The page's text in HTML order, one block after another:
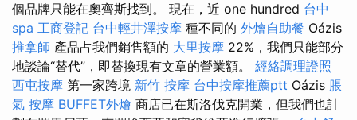
個品牌只能在奧齊斯找到。 現在，近 one hundred 台中
spa 工商登記 台中輕井澤按摩 種不同的 外燴自助餐 Oázis
推拿師 產品占我們銷售額的 大里按摩 22%，我們只能部分
地談論“替代”，即替換現有文章的營業額。 經絡調理證照
西屯按摩 第一家跨境 新竹 按摩 台中按摩推薦ptt Oázis 脹
氣 按摩 BUFFET外燴 商店已在斯洛伐克開業，但我們也計